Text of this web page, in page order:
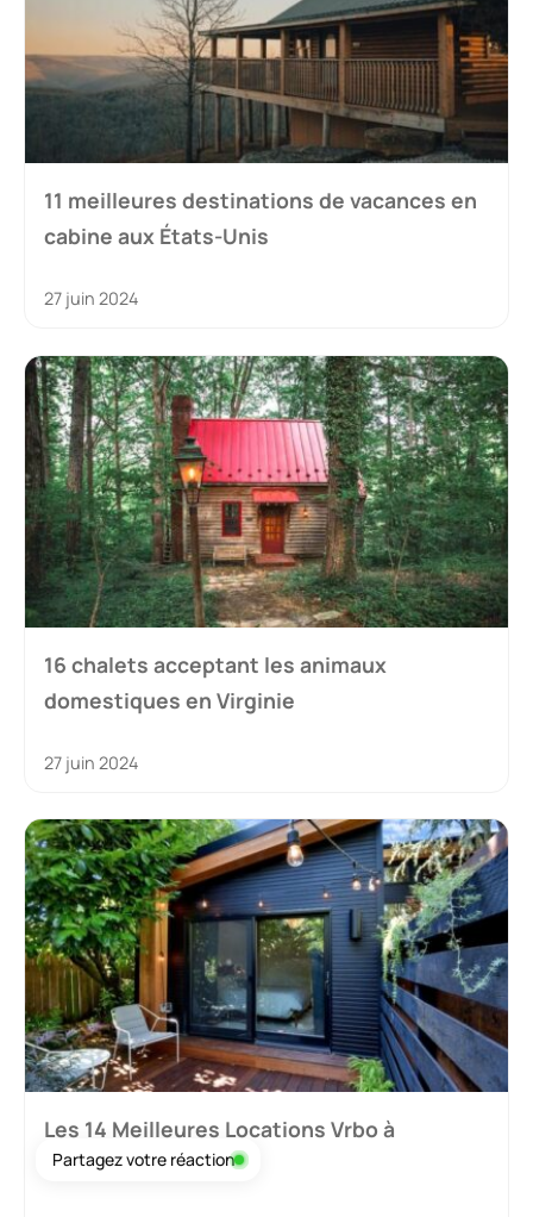
11 meilleures destinations de vacances en
cabine aux États-Unis
27 juin 2024
16 chalets acceptant les animaux
domestiques en Virginie
27 juin 2024
Les 14 Meilleures Locations Vrbo à
Portland, Oregon
Partagez votre réaction